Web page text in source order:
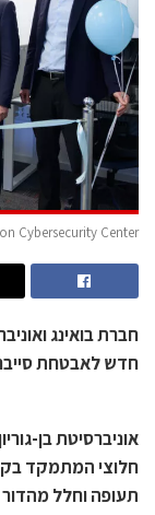
Cybersecurity Center
חברת בואינג
חדש לאבטחת
אוניברסיטת בן-
חלוצי המתמקד
תעופה וחלל